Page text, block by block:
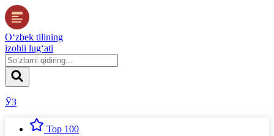
O‘zbek tilining
izohli lug‘ati
ЎЗ
Top 100